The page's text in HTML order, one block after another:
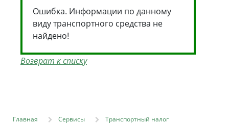
Ошибка. Информации по данному
виду транспортного средства не
найдено!
Возврат к списку
Главная Сервисы Транспортный налог